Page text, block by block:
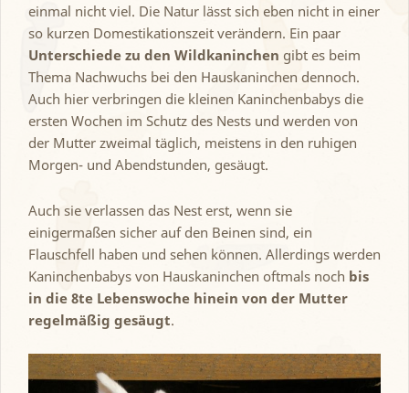
einmal nicht viel. Die Natur lässt sich eben nicht in einer
so kurzen Domestikationszeit verändern. Ein paar
Unterschiede zu den Wildkaninchen gibt es beim
Thema Nachwuchs bei den Hauskaninchen dennoch.
Auch hier verbringen die kleinen Kaninchenbabys die
ersten Wochen im Schutz des Nests und werden von
der Mutter zweimal täglich, meistens in den ruhigen
Morgen- und Abendstunden, gesäugt.
Auch sie verlassen das Nest erst, wenn sie
einigermaßen sicher auf den Beinen sind, ein
Flauschfell haben und sehen können. Allerdings werden
Kaninchenbabys von Hauskaninchen oftmals noch bis
in die 8te Lebenswoche hinein von der Mutter
regelmäßig gesäugt.